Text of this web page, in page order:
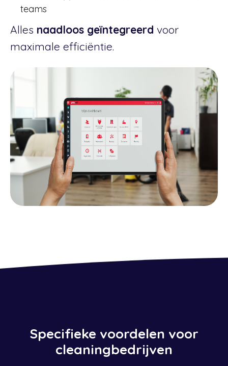
teams
Alles naadloos geïntegreerd voor
maximale efficiëntie.
Specifieke voordelen voor
cleaningbedrijven